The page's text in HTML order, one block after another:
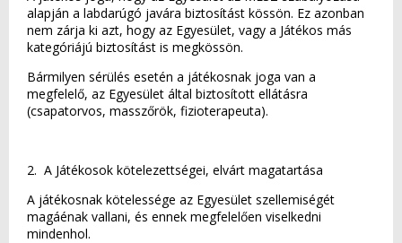
alapján a labdarúgó javára biztosítást kössön. Ez azonban
nem zárja ki azt, hogy az Egyesület, vagy a Játékos más
kategóriájú biztosítást is megkössön.
Bármilyen sérülés esetén a játékosnak joga van a
megfelelő, az Egyesület által biztosított ellátásra
(csapatorvos, masszőrök, fizioterapeuta).
2. A Játékosok kötelezettségei, elvárt magatartása
A játékosnak kötelessége az Egyesület szellemiségét
magáénak vallani, és ennek megfelelően viselkedni
mindenhol.